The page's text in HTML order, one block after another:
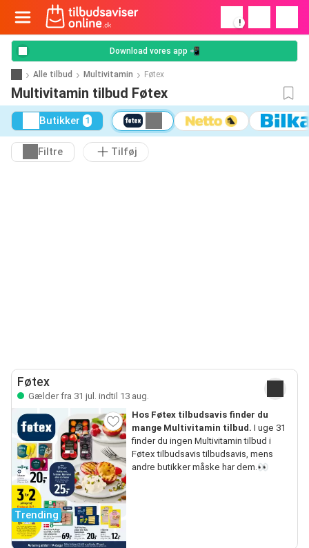
!
Download vores app 📲
Alle tilbud Multivitamin Føtex
Multivitamin tilbud Føtex
Butikker 1
Filtre Tilføj
Føtex
Gælder fra 31 jul. indtil 13 aug.
Trending
Hos Føtex tilbudsavis finder du
mange Multivitamin tilbud. I uge 31
finder du ingen Multivitamin tilbud i
Føtex tilbudsavis tilbudsavis, mens
andre butikker måske har dem.👀